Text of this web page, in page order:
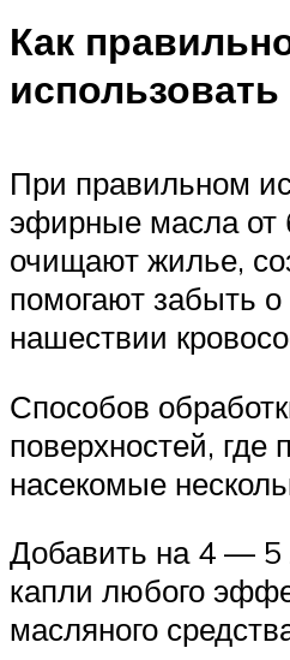
Как
использовать
При правильном
эфирные масла от
очищают жилье,
помогают забыть
нашествии
Способов
поверхностей, где
насекомые
Добавить на 4 — 5
капли любого
масляного